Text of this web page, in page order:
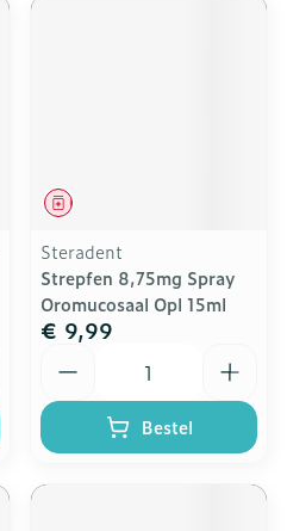
Geneesmiddel
Steradent
Strepfen 8,75mg Spray
Oromucosaal Opl 15ml
€ 9,99
Bestel